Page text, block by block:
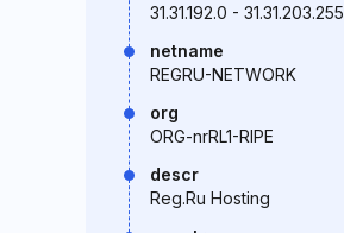
31.31.192.0 - 31.31.203.255
netname
REGRU-NETWORK
org
ORG-nrRL1-RIPE
descr
Reg.Ru Hosting